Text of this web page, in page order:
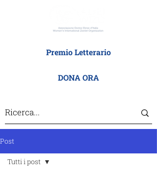
Premio Letterario
DONA ORA
Post
Tutti i post